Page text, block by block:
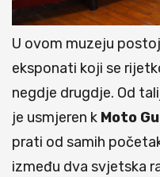
U ovom muzeju
eksponati koji se
negdje drugdje. Od
je usmjeren k Moto
prati od samih
između dva svjetska